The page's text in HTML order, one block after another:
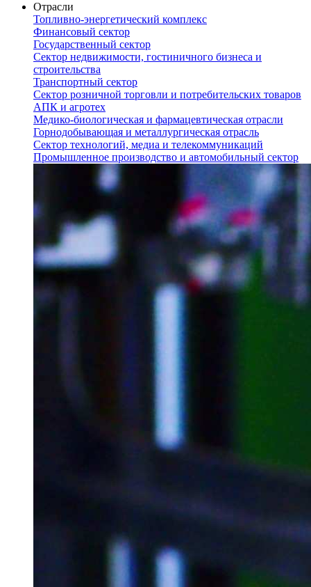
Отрасли
Топливно-энергетический комплекс
Финансовый сектор
Государственный сектор
Сектор недвижимости, гостиничного бизнеса и
строительства
Транспортный сектор
Сектор розничной торговли и потребительских товаров
АПК и агротех
Медико-биологическая и фармацевтическая отрасли
Горнодобывающая и металлургическая отрасль
Сектор технологий, медиа и телекоммуникаций
Промышленное производство и автомобильный сектор